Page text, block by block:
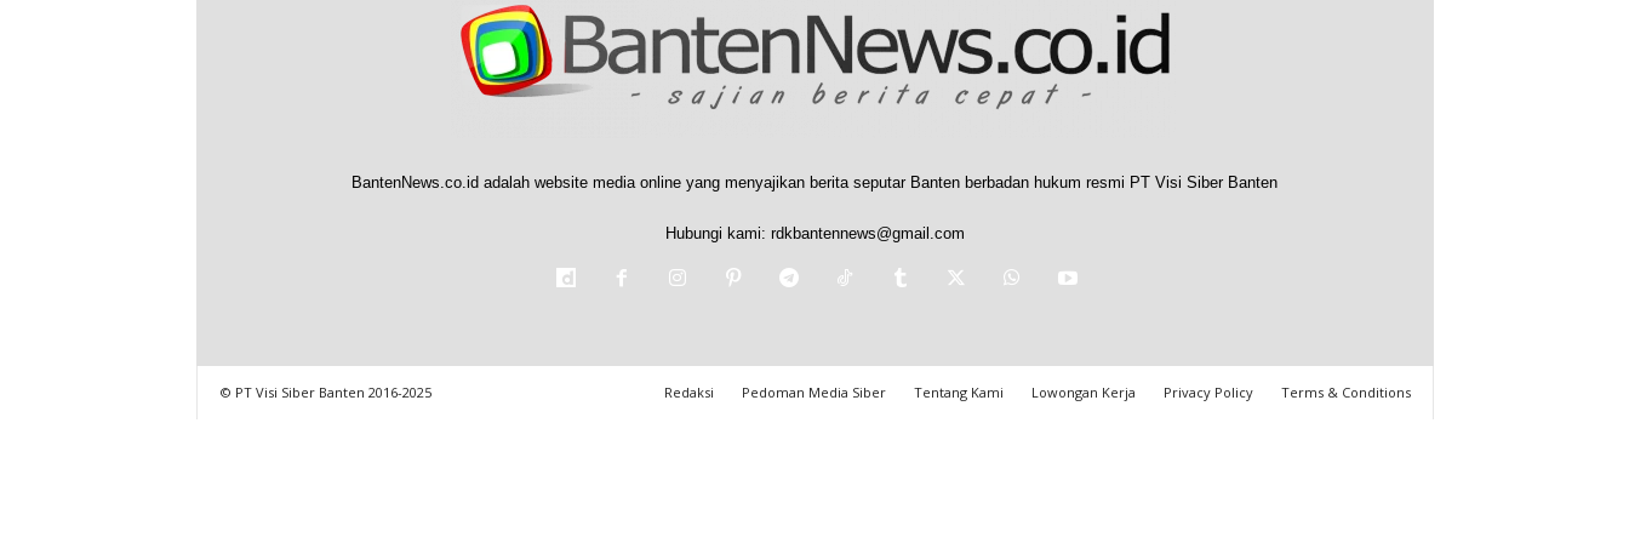
BantenNews.co.id adalah website media online yang menyajikan berita seputar Banten berbadan hukum resmi PT Visi Siber Banten
Hubungi kami: rdkbantennews@gmail.com
Redaksi Pedoman Media Siber Tentang Kami Lowongan Kerja Privacy Policy Terms & Conditions
© PT Visi Siber Banten 2016-2025